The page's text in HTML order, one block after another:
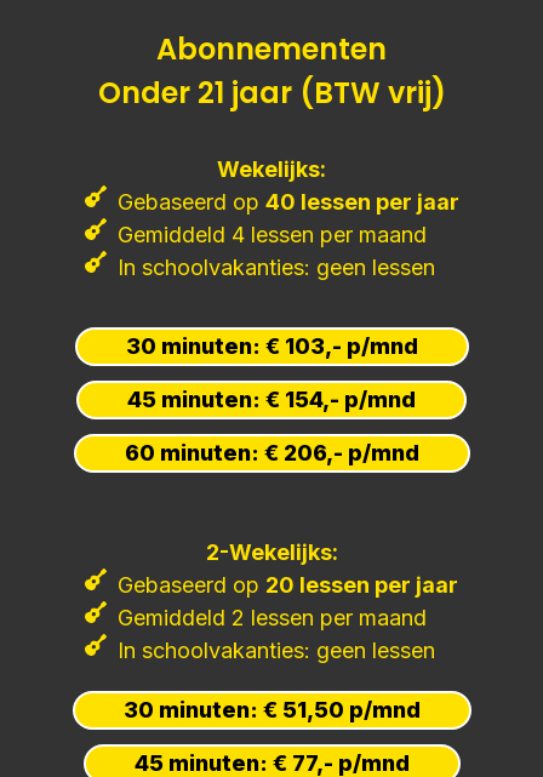
Abonnementen
Onder 21 jaar (BTW vrij)
Wekelijks:
Gebaseerd op 40 lessen per jaar
Gemiddeld 4 lessen per maand
In schoolvakanties: geen lessen
30 minuten: € 103,- p/mnd
45 minuten: € 154,- p/mnd
60 minuten: € 206,- p/mnd
2-Wekelijks:
Gebaseerd op 20 lessen per jaar
Gemiddeld 2 lessen per maand
In schoolvakanties: geen lessen
30 minuten: € 51,50 p/mnd
45 minuten: € 77,- p/mnd